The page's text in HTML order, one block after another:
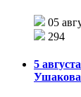
05
294
5
Ушакова